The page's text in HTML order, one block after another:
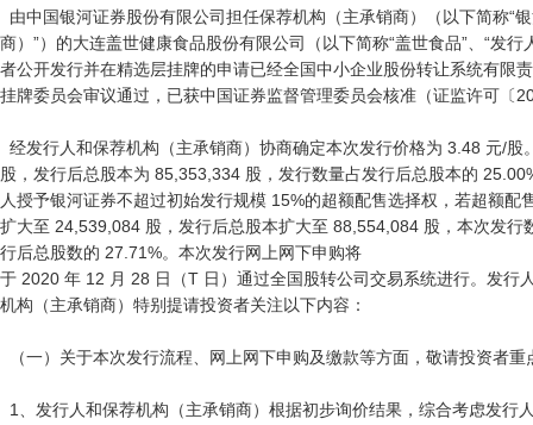
商）”）的大连盖世健康食品股份有限公司（以下简称“盖世食品”、“发行
者公开发行并在精选层挂牌的申请已经全国中小企业股份转让系统有限
挂牌委员会审议通过，已获中国证券监督管理委员会核准（证监许可〔
股，发行后总股本为 85,353,334 股，发行数量占发行后总股本的
人授予银河证券不超过初始发行规模 15%的超额配售选择权，若超额配
扩大至 24,539,084 股，发行后总股本扩大至 88,554,084 股，本次发行
行后总股数的 27.71%。本次发行网上网下申购将
于 2020 年 12 月 28 日（T 日）通过全国股转公司交易系统进行。发行
机构（主承销商）特别提请投资者关注以下内容：